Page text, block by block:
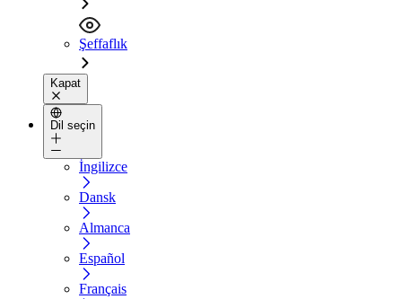
Şeffaflık
Kapat
Dil seçin
İngilizce
Dansk
Almanca
Español
Français